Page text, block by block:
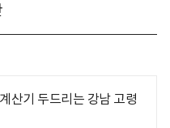
산기 두드리는 강남 고령